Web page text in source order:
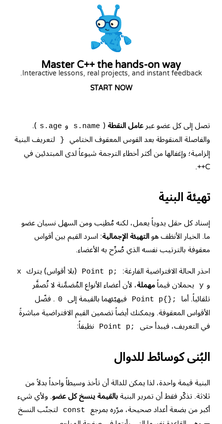
Master C++ the hands-on way
Interactive lessons, real projects, and instant feedback.
START NOW
تصل إلى كل عضو عبرعامل النقطة (
s.name و s.age
).
والفاصلة المنقوطة بعد القوس المعقوف الختامي
}
لتعريف البنية
إلزامية؛ وإغفالها من أكثر أخطاء الترجمة شيوعاً لدى المبتدئين في
C++.
تهيئة البنية
إسناد كل حقل يدوياً يعمل، لكنه مُطنِب ومن السهل نسيان عضو
ما. الخيار الأنظف هو التهيئة الإجمالية: اسرد القيم بين أقواس
معقوفة بالترتيب نفسه الذي صُرِّح به الأعضاء.
احذر الحالة الافتراضية الفارغة: Point p; (بلا أقواس) يترك x
و y يحملان قيماً مهملة، لأن أعضاء الأنواع المُضمَّنة لا تُصفَّر
تلقائياً. أما
Point p{}; فيهيّئهما بالقيمة إلى 0 . فضّل
الأقواس المعقوفة. ويمكنك أيضاً تضمين القيم الافتراضية مباشرةً
في التعريف، فيبدأ حتى
Point p; نظيفاً:
البُنى كوسائط للدوال
البنية قيمة واحدة، لذا يمكن للدالة أن تأخذ وسيطاً واحداً بدلاً من
ثلاثة. تذكّر فقط أن تمرير البنية بالقيمة ينسخ كل عضو. ولأي شيء
أكبر من بضعة أعداد صحيحة، مرّره بمرجع
const
لتجنّب النسخ